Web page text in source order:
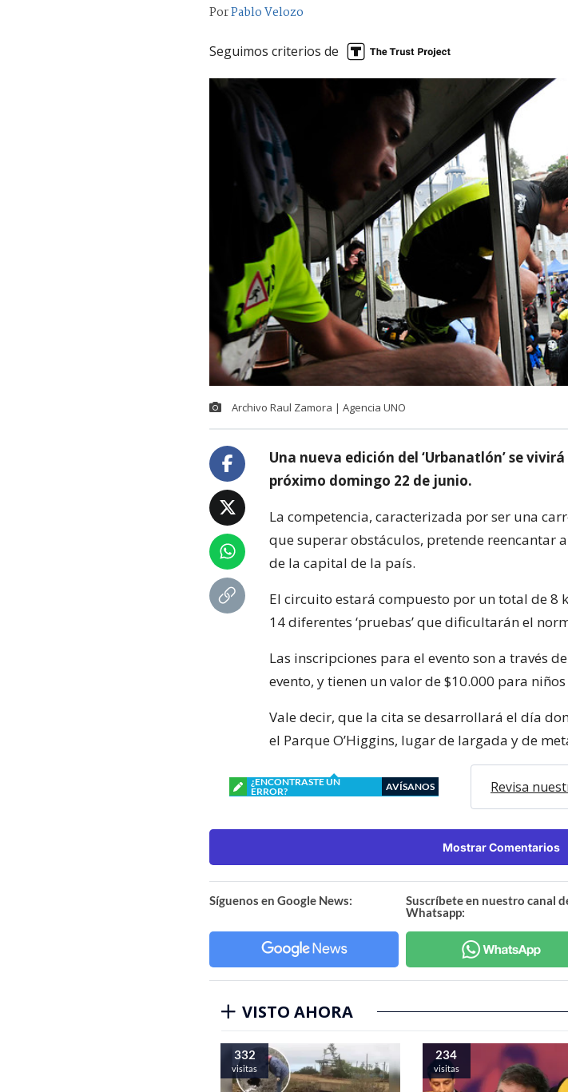
PorPablo Velozo
Seguimos criterios de
Archivo Raul Zamora | Agencia UNO
Una nueva edición del ‘Urbanatlón’ se
próximo domingo 22 de junio.
La competencia, caracterizada por ser una
que superar obstáculos, pretende reencantar
de la capital de la país.
El circuito estará compuesto por un total de
14 diferentes ‘pruebas’ que dificultarán el
Las inscripciones para el evento son a través
evento, y tienen un valor de $10.000 para
Vale decir, que la cita se desarrollará el día
el Parque O’Higgins, lugar de largada y de
¿ENCONTRASTE UN
ERROR?
AVÍSANOS Revisa
Mostrar Comentarios
Síguenos en Google News:
Suscríbete en nuestro canal
Whatsapp:
VISTO AHORA
332
visitas
234
visitas